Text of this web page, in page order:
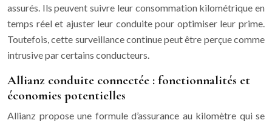
assurés. Ils peuvent suivre leur consommation kilométrique en
temps réel et ajuster leur conduite pour optimiser leur prime.
Toutefois, cette surveillance continue peut être perçue comme
intrusive par certains conducteurs.
Allianz conduite connectée : fonctionnalités et
économies potentielles
Allianz propose une formule d’assurance au kilomètre qui se